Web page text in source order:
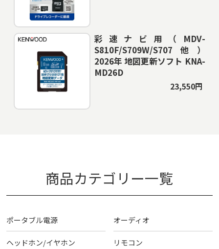
彩速ナビ用（MDV-
S810F/S709W/S707他）
2026年 地図更新ソフト KNA-
MD26D
23,550円
商品カテゴリー一覧
ポータブル電源 オーディオ
ヘッドホン/イヤホン リモコン